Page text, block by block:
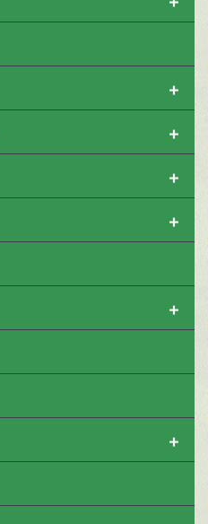
+
+
+
+
+
+